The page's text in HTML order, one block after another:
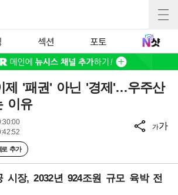
섹션 포토
제 '패권' 아닌 '경제'…우주산
이유
로 추가
가가
시장, 2032년 924조원 규모 육박 전